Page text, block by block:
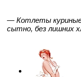
— Котлеты
сытно, без лишних